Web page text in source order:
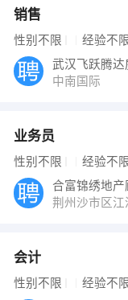
销售
性别不限 经验不
中南国际
业务员
性别不限 经验不
荆州沙市区
会计
性别不限 经验不